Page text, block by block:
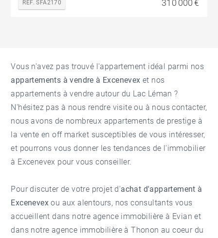
REF. SFA2170 310 000 €
Vous n'avez pas trouvé l'appartement idéal parmi nos
appartements à vendre à Excenevex et nos
appartements à vendre autour du Lac Léman ?
N'hésitez pas à nous rendre visite ou à nous contacter,
nous avons de nombreux appartements de prestige à
la vente en off market susceptibles de vous intéresser,
et pourrons vous donner les tendances de l'immobilier
à Excenevex pour vous conseiller.
Pour discuter de votre projet d'achat d'appartement à
Excenevex ou aux alentours, nos consultants vous
accueillent dans notre agence immobilière à Evian et
dans notre agence immobilière à Thonon au coeur du